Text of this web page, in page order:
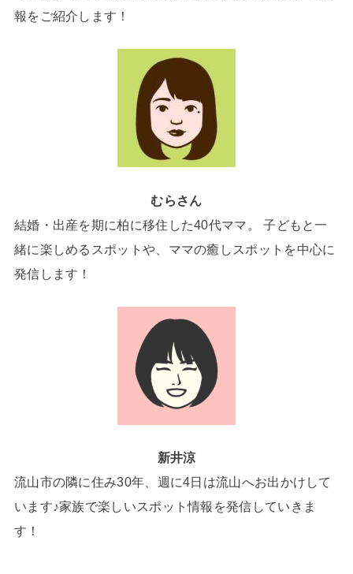
報をご紹介します！
むらさん
結婚・出産を期に柏に移住した40代ママ。 子どもと一
緒に楽しめるスポットや、ママの癒しスポットを中心に
発信します！
新井涼
流山市の隣に住み30年、週に4日は流山へお出かけして
います♪家族で楽しいスポット情報を発信していきま
す！